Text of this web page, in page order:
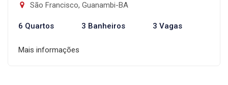
São Francisco, Guanambi-BA
6 Quartos 3 Banheiros 3 Vagas
Mais informações